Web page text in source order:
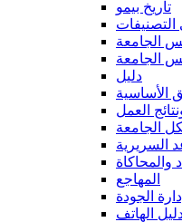
تاريخ بيمو
التصنيفات
الجامعة
الجامعة
دليل
الأساسية
العمل
الجامعة
السريرية
والمحاكاة
المهاجع
الجودة
الهاتف